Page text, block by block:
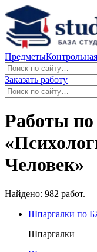
ПредметыКонтрольная
Заказать работу
Работы по
«
Человек»
Найдено: 982 работ.
Шпаргалки по
Шпаргалки